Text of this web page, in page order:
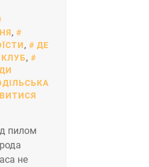
,
,
ДЕ
,
пилом
не